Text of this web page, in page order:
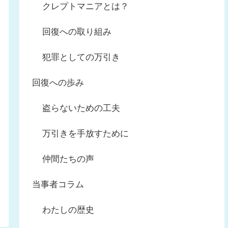
クレプトマニアとは？
回復への取り組み
犯罪としての万引き
回復への歩み
盗らないための工夫
万引きを手放すために
仲間たちの声
当事者コラム
わたしの歴史